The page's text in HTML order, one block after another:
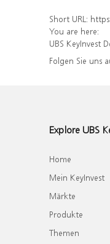
Short URL: https://
You are here:
UBS KeyInvest
Folgen Sie uns
Explore UBS
Home
Mein KeyInvest
Märkte
Produkte
Themen